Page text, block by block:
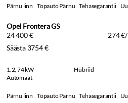
Pärnu linn Topauto Pärnu Tehasegarantii
Opel Frontera GS
24 400 €
274
Säästa 3754 €
1.2, 74 kW
Hübriid
Automaat
Pärnu linn Topauto Pärnu Tehasegarantii